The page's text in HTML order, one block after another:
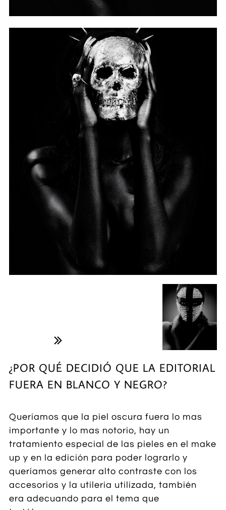

¿POR QUÉ DECIDIÓ QUE LA EDITORIAL
FUERA EN BLANCO Y NEGRO?​​
Queríamos que la piel oscura fuera lo mas
importante y lo mas notorio, hay un
tratamiento especial de las pieles en el make
up y en la edición para poder lograrlo y
queríamos generar alto contraste con los
accesorios y la utilería utilizada, también
era adecuando para el tema que